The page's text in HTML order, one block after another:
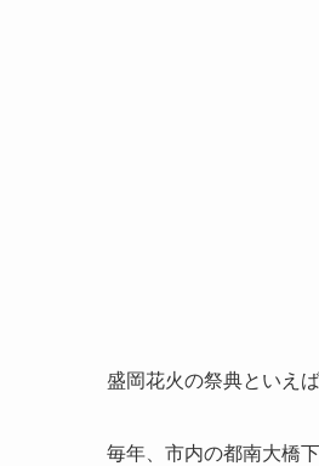
盛岡花火の祭典といえ
毎年、市内の都南大橋